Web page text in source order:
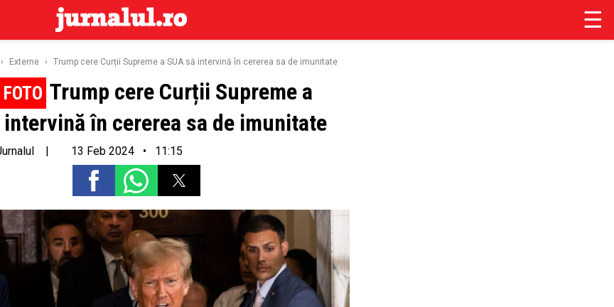
☰
› Externe › Trump cere Curții Supreme a SUA să intervină în cererea sa de imunitate
Trump cere Curții Supreme a
intervină în cererea sa de imunitate
| 13 Feb 2024 • 11:15